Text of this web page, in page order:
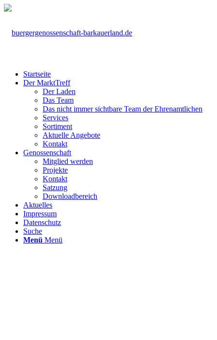
Startseite
Der MarktTreff
Der Laden
Das Team
Das nicht immer sichtbare Team der Ehrenamtlichen
Services
Sortiment
Aktuelle Angebote
Kontakt
Genossenschaft
Mitglied werden
Projekte
Kontakt
Satzung
Downloadbereich
Aktuelles
Impressum
Datenschutz
Suche
Menü Menü